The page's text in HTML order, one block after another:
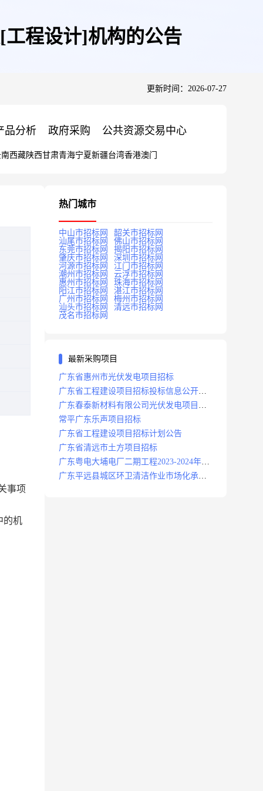
程设计]机构的公告
更新时间：2026-07-27
品分析 政府采购 公共资源交易中心
西藏陕西甘肃青海宁夏新疆台湾香港澳门
事项
的机
热门城市
中山市招标网
韶关市招标网
汕尾市招标网
佛山市招标网
东莞市招标网
揭阳市招标网
肇庆市招标网
深圳市招标网
河源市招标网
江门市招标网
潮州市招标网
云浮市招标网
惠州市招标网
珠海市招标网
阳江市招标网
湛江市招标网
广州市招标网
梅州市招标网
汕头市招标网
清远市招标网
茂名市招标网
最新采购项目
广东省惠州市光伏发电项目招标
广东省工程建设项目招标投标信息公开目
录
广东春泰新材料有限公司光伏发电项目招
标
常平广东乐声项目招标
广东省工程建设项目招标计划公告
广东省清远市土方项目招标
广东粤电大埔电厂二期工程2023-2024年度
安保服务项目招标公告
广东平远县城区环卫清洁作业市场化承包